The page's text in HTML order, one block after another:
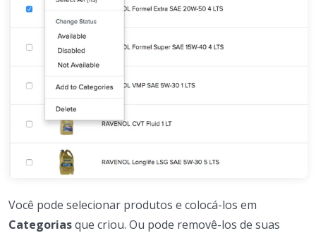
Você pode selecionar produtos e colocá-los em
Categoriasque criou. Ou pode removê-los de suas